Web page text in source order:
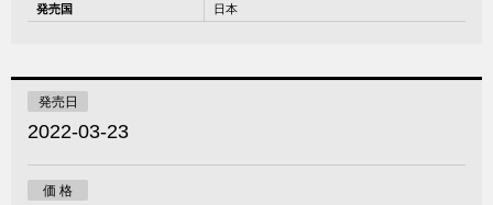
発売国
日本
発売日
2022-03-23
価 格